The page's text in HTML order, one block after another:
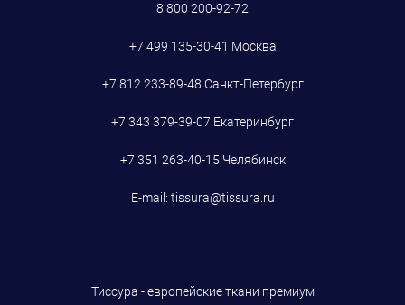
8 800 200-92-72
+7 499 135-30-41 Москва
+7 812 233-89-48 Санкт-Петербург
+7 343 379-39-07 Екатеринбург
+7 351 263-40-15 Челябинск
E-mail: tissura@tissura.ru
Тиссура - европейские ткани премиум